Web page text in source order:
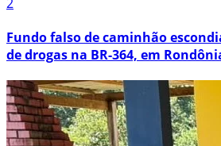
Fundo falso de caminhão
de drogas na BR-364, em